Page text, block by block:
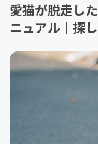
愛猫が脱走し
ニュアル｜探